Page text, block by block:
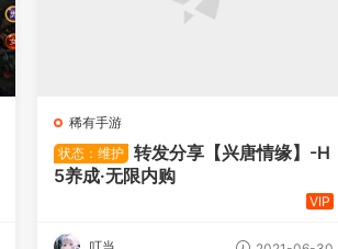
稀有手游
状态：维护 转发分享【兴唐情缘】-H
5养成·无限内购
VIP